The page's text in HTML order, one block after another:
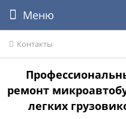
Контакты
ремонт
легких
Меню